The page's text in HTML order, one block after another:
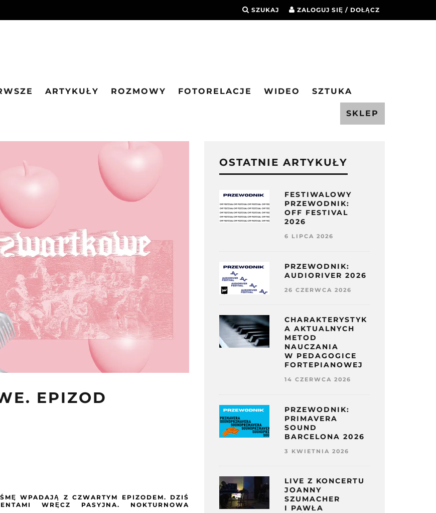
SZUKAJ ZALOGUJ SIĘ / DOŁĄCZ
ARTYKUŁY ROZMOWY FOTORELACJE WIDEO SZTUKA
SKLEP
EPIZOD
WPADAJĄ Z CZWARTYM EPIZODEM. DZIŚ
WRĘCZ PASYJNA. NOKTURNOWA
OSTATNIE ARTYKUŁY
FESTIWALOWY
PRZEWODNIK:
OFF FESTIVAL
2026
6 LIPCA 2026
PRZEWODNIK:
AUDIORIVER 2026
26 CZERWCA 2026
CHARAKTERYSTYK
A AKTUALNYCH
METOD
NAUCZANIA
W PEDAGOGICE
FORTEPIANOWEJ
14 CZERWCA 2026
PRZEWODNIK:
PRIMAVERA
SOUND
BARCELONA 2026
3 KWIETNIA 2026
LIVE Z KONCERTU
JOANNY
SZUMACHER
I PAWŁA